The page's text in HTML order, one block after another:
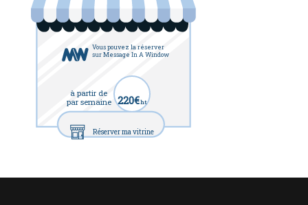
Vous pouvez la réserver
sur Message In A Window
à partir de
par semaine 220€ht
Réserver ma vitrine